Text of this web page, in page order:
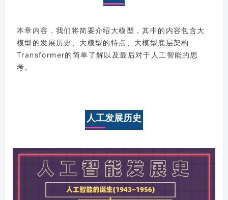
本章内容，我们将简要介绍大模型，其中的内容包含大
模型的发展历史、大模型的特点、大模型底层架构
Transformer的简单了解以及最后对于人工智能的思
考。
人工发展历史